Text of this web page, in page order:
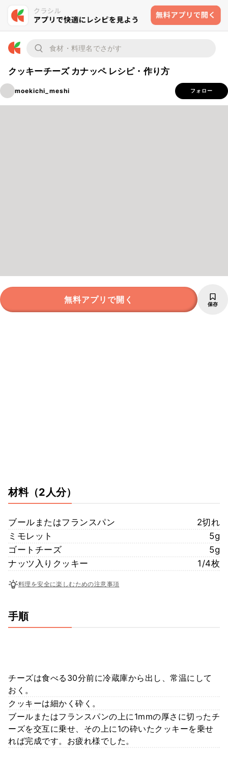
クッキーチーズ カナッペ レシピ・作り方
moekichi_meshi フォロー
無料アプリで開く 保存
材料（2人分）
ブールまたはフランスパン
2切れ
ミモレット
5g
ゴートチーズ
5g
ナッツ入りクッキー
1/4枚
料理を安全に楽しむための注意事項
手順
チーズは食べる30分前に冷蔵庫から出し、常温にして
おく。
クッキーは細かく砕く。
ブールまたはフランスパンの上に1mmの厚さに切ったチ
ーズを交互に乗せ、その上に1の砕いたクッキーを乗せ
れば完成です。お疲れ様でした。